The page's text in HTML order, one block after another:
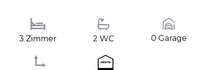
3 Zimmer 2 WC 0 Garage